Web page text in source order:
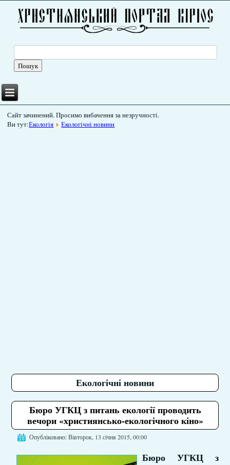
Сайт зачинений. Просимо вибачення за незручності.
Ви тут:Екологія Екологічні новини
Екологічні новини
Бюро УГКЦ з питань екології проводить
вечори «християнсько-екологічного кіно»
Опубліковано: Вівторок, 13 січня 2015, 00:00
Бюро УГКЦ з